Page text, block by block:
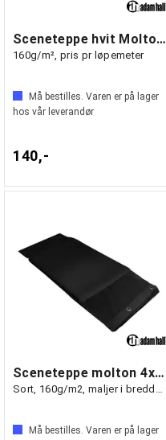
Sceneteppe hvit Molton 300cm bredde
160g/m², pris pr løpemeter
Må bestilles. Varen er på lager
hos vår leverandør
140,-
Sceneteppe molton 4x3m ferdigsydd
Sort, 160g/m2, maljer i bredden (3m)
Må bestilles. Varen er på lager